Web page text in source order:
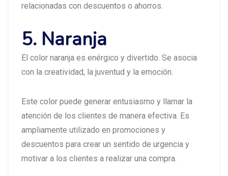
relacionadas con descuentos o ahorros.
5. Naranja
El color naranja es enérgico y divertido. Se asocia
con la creatividad, la juventud y la emoción.
Este color puede generar entusiasmo y llamar la
atención de los clientes de manera efectiva. Es
ampliamente utilizado en promociones y
descuentos para crear un sentido de urgencia y
motivar a los clientes a realizar una compra.